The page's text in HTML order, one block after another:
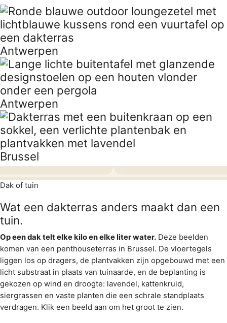
Antwerpen
Antwerpen
Brussel
Dak of tuin
Wat een dakterras anders maakt dan een
tuin.
Op een dak telt elke kilo en elke liter water. Deze beelden
komen van een penthouseterras in Brussel. De vloertegels
liggen los op dragers, de plantvakken zijn opgebouwd met een
licht substraat in plaats van tuinaarde, en de beplanting is
gekozen op wind en droogte: lavendel, kattenkruid,
siergrassen en vaste planten die een schrale standplaats
verdragen. Klik een beeld aan om het groot te zien.